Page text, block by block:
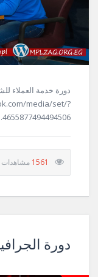
دورة خدمة العملاء
media/set/?
...
1561
دورة